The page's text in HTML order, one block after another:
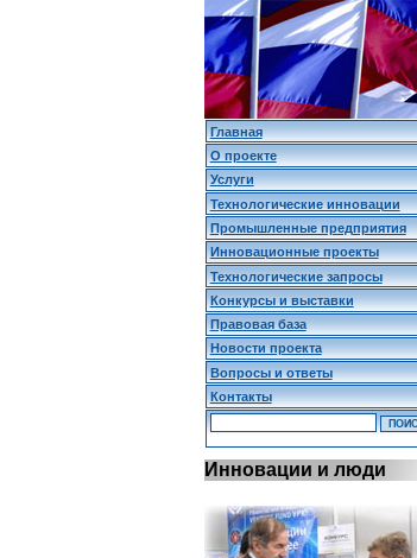
Главная
О проекте
Услуги
Технологические инновации
Промышленные предприятия
Инновационные проекты
Технологические запросы
Конкурсы и выставки
Правовая база
Новости проекта
Вопросы и ответы
Контакты
Инновации и люди